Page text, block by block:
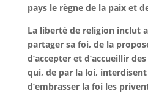
pays le règne de la paix et
La liberté de religion inclut
partager sa foi, de la
d’accepter et d’accueillir
qui, de par la loi,
d’embrasser la foi les